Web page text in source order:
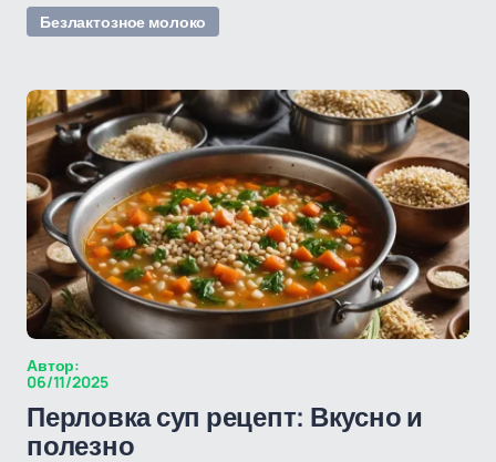
Безлактозное молоко
Автор:
06/11/2025
Перловка суп рецепт: Вкусно и
полезно